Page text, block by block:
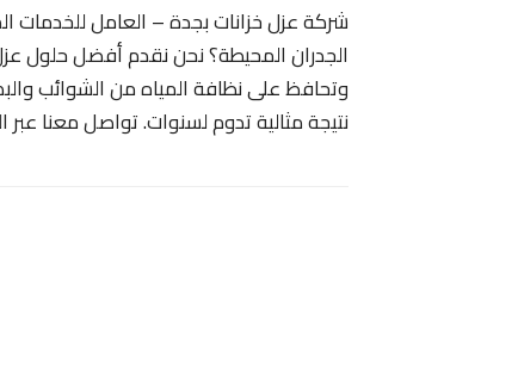
شركة عزل خزانات بجدة – العامل للخدمات
الجدران المحيطة؟ نحن نقدم أفضل حلول
وتحافظ على نظافة المياه من الشوائب
نتيجة مثالية تدوم لسنوات. تواصل معنا